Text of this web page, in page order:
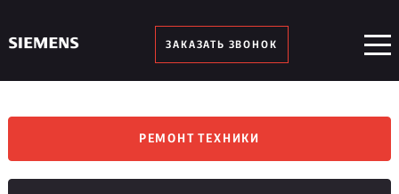
ЗАКАЗАТЬ ЗВОНОК
РЕМОНТ ТЕХНИКИ